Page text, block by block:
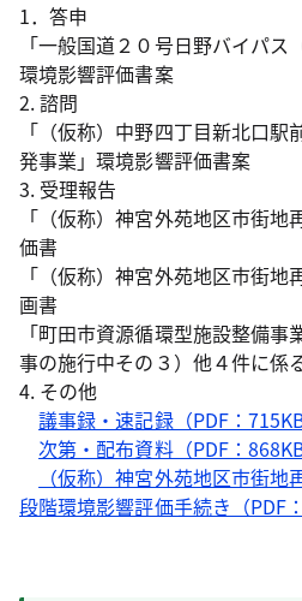
1．答申
「一般国道２０号日野バイパス
環境影響評価書案
2. 諮問
「（仮称）中野四丁目新北口
発事業」環境影響評価書案
3. 受理報告
「（仮称）神宮外苑地区市街
価書
「（仮称）神宮外苑地区市街
画書
「町田市資源循環型施設整備
事の施行中その３）他４件に係
4. その他
議事録・速記録（PDF：715KB
次第・配布資料（PDF：868KB
（仮称）神宮外苑地区市街
段階環境影響評価手続き（PDF